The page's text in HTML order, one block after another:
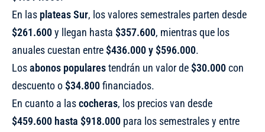
En las plateas Sur, los valores semestrales parten desde
$261.600y llegan hasta $357.600, mientras que los
anuales cuestan entre$436.000 y $596.000.
Losabonos popularestendrán un valor de$30.000con
descuento o$34.800financiados.
En cuanto a lascocheras, los precios van desde
$459.600 hasta $918.000 para los semestrales y entre